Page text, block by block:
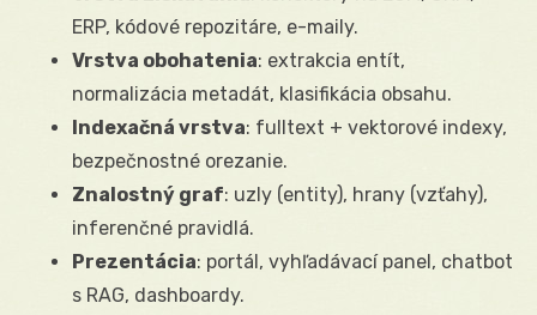
ERP, kódové repozitáre, e-maily.
Vrstva obohatenia: extrakcia entít,
normalizácia metadát, klasifikácia obsahu.
Indexačná vrstva: fulltext + vektorové indexy,
bezpečnostné orezanie.
Znalostný graf: uzly (entity), hrany (vzťahy),
inferenčné pravidlá.
Prezentácia: portál, vyhľadávací panel, chatbot
s RAG, dashboardy.